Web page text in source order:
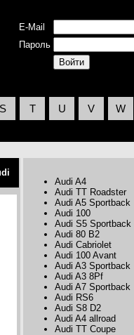
E-Mail
Пароль
S T U V W
Audi A4
Audi TT Roadster
Audi A5 Sportback
Audi 100
Audi S5 Sportback
Audi 80 B2
Audi Cabriolet
Audi 100 Avant
Audi A3 Sportback
Audi A3 8Pf
Audi A7 Sportback
Audi RS6
Audi S8 D2
Audi A4 allroad
Audi TT Coupe